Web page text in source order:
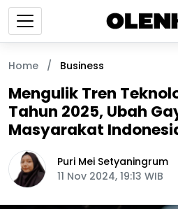
Home / Business
Mengulik Tren
Tahun 2025, Ubah
Masyarakat
Puri Mei Setyaningrum
11 Nov 2024, 19:13 WIB